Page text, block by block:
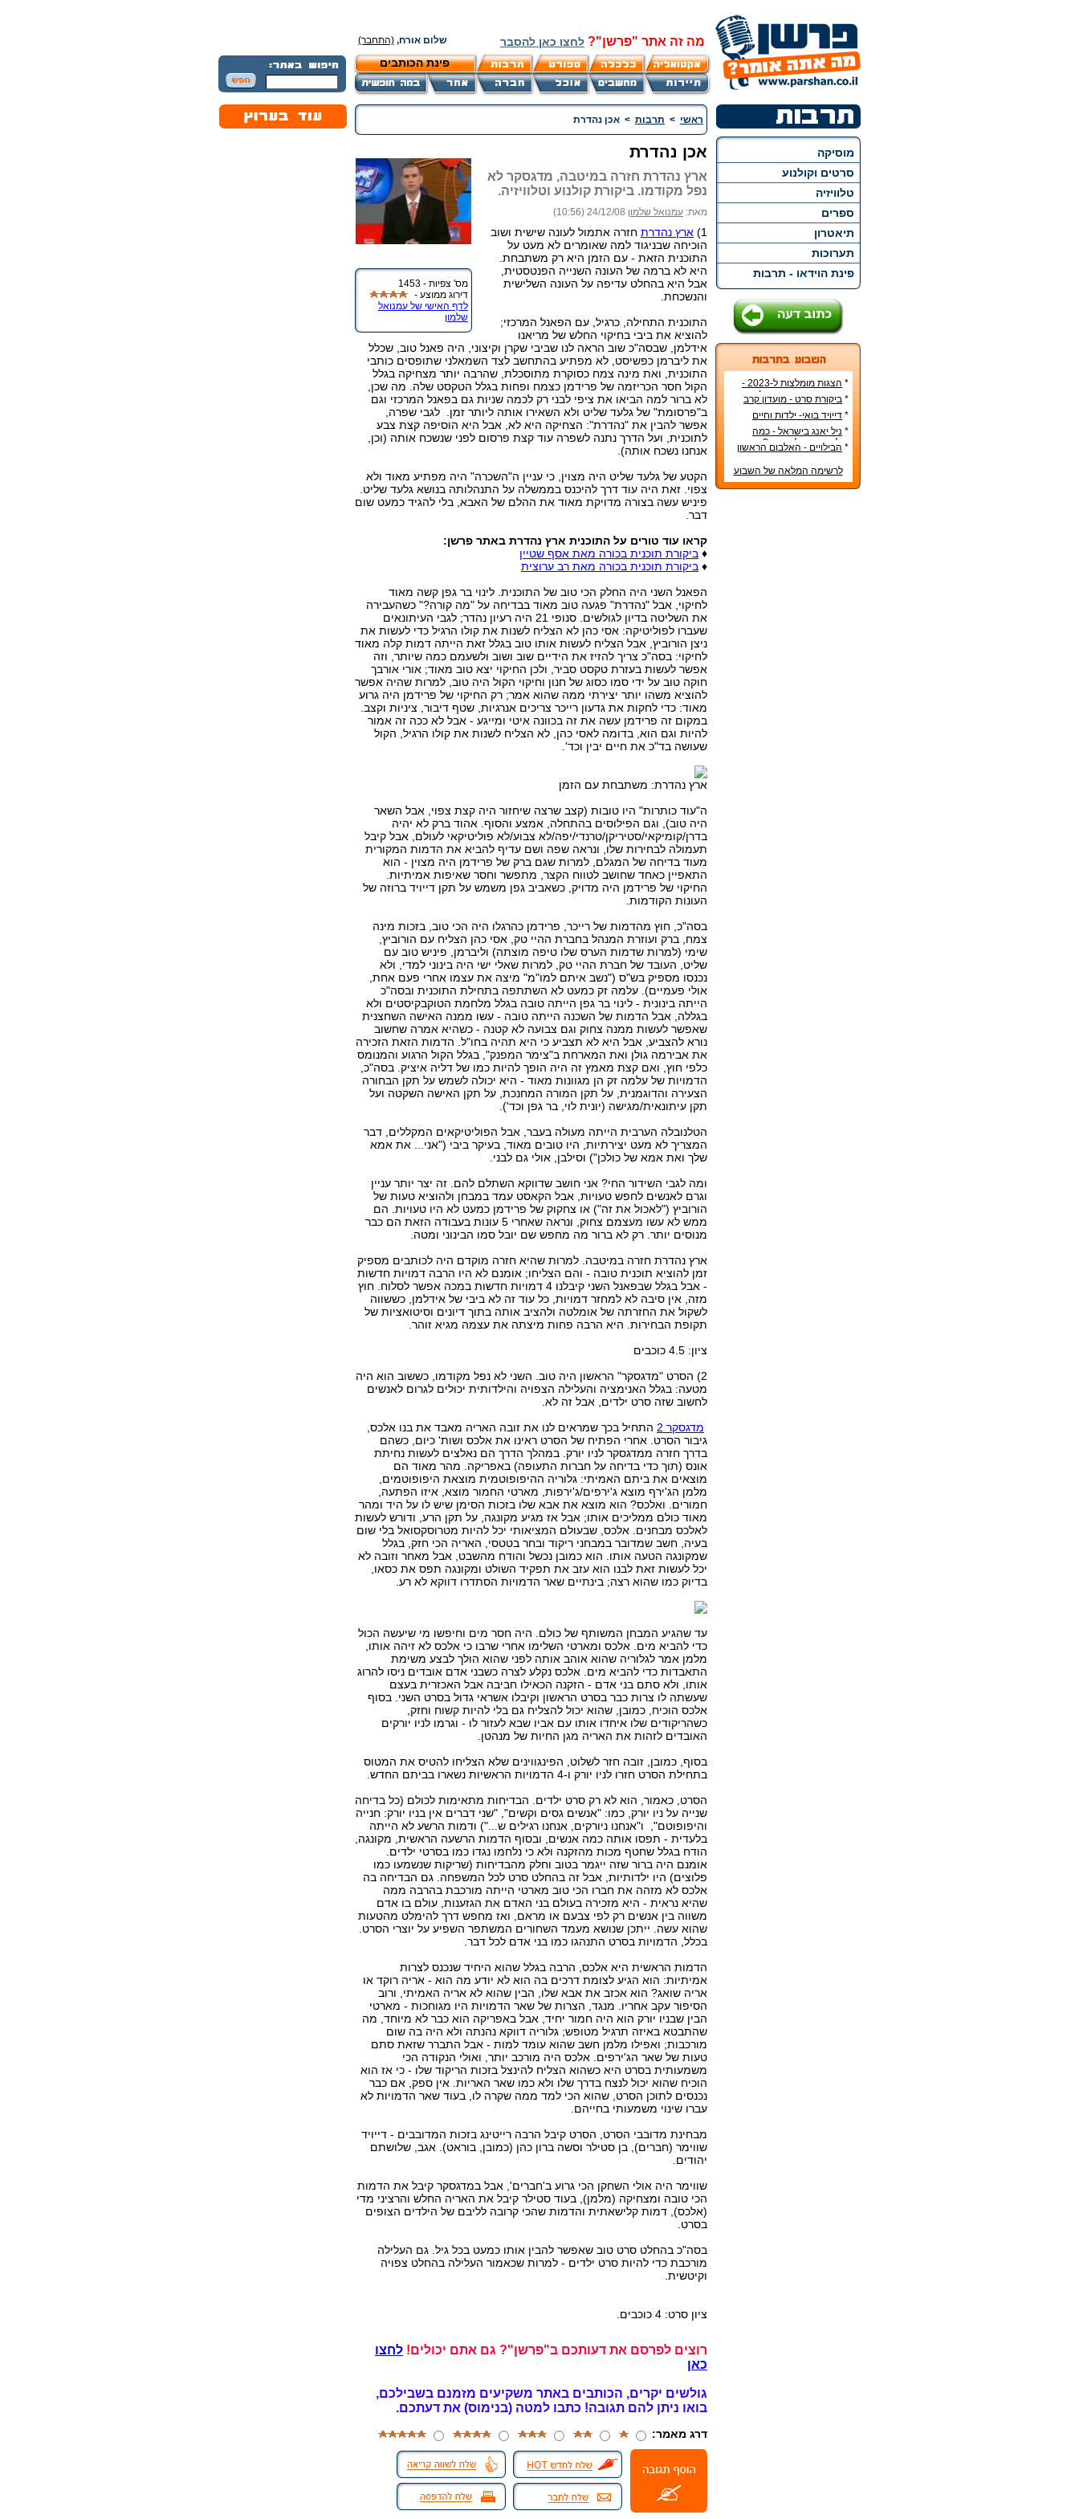
מה זה אתר "פרשן"? לחצו כאן להסבר שלום אורח, (התחבר)
פינת הכותבים
מוסיקה
סרטים וקולנוע
טלוויזיה
ספרים
תיאטרון
תערוכות
פינת הוידאו - תרבות
*
הצגות מומלצות ל-2023 -
הרשימה הטובה ביותר!
* ביקורת סרט - מועדון קרב
* דייויד בואי- ילדות וחיים
אישיים
* ניל יאנג בישראל - כמה
עולה כרטיס להופעה?
* הבילויים - האלבום הראשון
לרשימה המלאה של השבוע
ראשי > תרבות > אכן נהדרת
מס' צפיות - 1453
דירוג ממוצע -
לדף האישי של עמנואל
שלמון
אכן נהדרת
ארץ נהדרת חזרה במיטבה, מדגסקר לא
נפל מקודמו. ביקורת קולנוע וטלוויזיה.
מאת: עמנואל שלמון 24/12/08 (10:56)
1) ארץ נהדרת חזרה אתמול לעונה שישית ושוב
הוכיחה שבניגוד למה שאומרים לא מעט על
התוכנית הזאת - עם הזמן היא רק משתבחת.
היא לא ברמה של העונה השנייה הפנטסטית,
אבל היא בהחלט עדיפה על העונה השלישית
והנשכחת.
התוכנית התחילה, כרגיל, עם הפאנל המרכזי;
להוציא את ביבי בחיקוי החלש של מריאנו
אידלמן, שבסה"כ שוב הראה לנו שביבי שקרן וקיצוני, היה פאנל טוב, שכלל
את ליברמן כפשיסט, לא מפתיע בהתחשב לצד השמאלני שתופסים כותבי
התוכנית, ואת מינה צמח כסוקרת מתוסכלת, שהרבה יותר מצחיקה בגלל
הקול חסר הכריזמה של פרידמן כצמח ופחות בגלל הטקסט שלה. מה שכן,
לא ברור למה הביאו את ציפי לבני רק לכמה שניות גם בפאנל המרכזי וגם
ב"פרסומת" של גלעד שליט ולא השאירו אותה ליותר זמן. לגבי שפרה,
אפשר להבין את "נהדרת": הצחיקה היא לא, אבל היא הוסיפה קצת צבע
לתוכנית, ועל הדרך נתנה לשפרה עוד קצת פרסום לפני שנשכח אותה (וכן,
אנחנו נשכח אותה).
הקטע של גלעד שליט היה מצוין, כי עניין ה"השכרה" היה מפתיע מאוד ולא
צפוי. זאת היה עוד דרך להיכנס בממשלה על התנהלותה בנושא גלעד שליט.
פיניש עשה בצורה מדויקת מאוד את ההלם של האבא, בלי להגיד כמעט שום
דבר.
קראו עוד טורים על התוכנית ארץ נהדרת באתר פרשן:
♦ ביקורת תוכנית בכורה מאת אסף שטיין
♦ ביקורת תוכנית בכורה מאת רב ערוצית
הפאנל השני היה החלק הכי טוב של התוכנית. לינוי בר גפן קשה מאוד
לחיקוי, אבל "נהדרת" פגעה טוב מאוד בבדיחה על "מה קורה?" כשהעבירה
את השליטה בדיון לגולשים. סנופי 21 היה רעיון נהדר; לגבי העיתונאים
שעברו לפוליטיקה: אסי כהן לא הצליח לשנות את קולו הרגיל כדי לעשות את
ניצן הורוביץ, אבל הצליח לעשות אותו טוב בגלל זאת הייתה דמות קלה מאוד
לחיקוי: בסה"כ צריך להזיז את הידיים שוב ושוב ולשעמם כמה שיותר, וזה
אפשר לעשות בעזרת טקסט סביר, ולכן החיקוי יצא טוב מאוד; אורי אורבך
חוקה טוב על ידי סמו כסוג של חנון וחיקוי הקול היה טוב, למרות שהיה אפשר
להוציא משהו יותר יצירתי ממה שהוא אמר; רק החיקוי של פרידמן היה גרוע
מאוד: כדי לחקות את גדעון רייכר צריכים אנרגיות, שטף דיבור, ציניות וקצב.
במקום זה פרידמן עשה את זה בכוונה איטי ומייגע - אבל לא ככה זה אמור
להיות וגם הוא, בדומה לאסי כהן, לא הצליח לשנות את קולו הרגיל, הקול
שעושה בד"כ את חיים יבין וכד'.
ארץ נהדרת: משתבחת עם הזמן
ה"עוד כותרות" היו טובות (קצב שרצה שיחזור היה קצת צפוי, אבל השאר
היה טוב), וגם הפילוסים בהתחלה, אמצע והסוף. אהוד ברק לא יהיה
בדרן/קומיקאי/סטיריקן/טרנדי/יפה/לא צבוע/לא פוליטיקאי לעולם, אבל קיבל
תעמולה לבחירות שלו, ונראה שפה ושם עדיף להביא את הדמות המקורית
מעוד בדיחה של המגלם, למרות שגם ברק של פרידמן היה מצוין - הוא
התאפיין כאחד שחושב לטווח הקצר, מתפשר וחסר שאיפות אמיתיות.
החיקוי של פרידמן היה מדויק, כשאביב גפן משמש על תקן דייויד ברוזה של
העונות הקודמות.
בסה"כ, חוץ מהדמות של רייכר, פרידמן כהרגלו היה הכי טוב, בזכות מינה
צמח, ברק ועוזרת המנהל בחברת ההיי טק, אסי כהן הצליח עם הורוביץ,
שימי (למרות שדמות הערס שלו טיפה מוצתה) וליברמן, פיניש טוב עם
שליט, העובד של חברת ההיי טק, למרות שאלי ישי היה בינוני למדי, ולא
נכנסו מספיק בש"ס ("נשב איתם למו"מ" מיצה את עצמו אחרי פעם אחת,
אולי פעמיים). עלמה זק כמעט לא השתתפה בתחילת התוכנית ובסה"כ
הייתה בינונית - לינוי בר גפן הייתה טובה בגלל מלחמת הטוקבקיסטים ולא
בגללה, אבל הדמות של השכנה הייתה טובה - עשו ממנה האישה השחצנית
שאפשר לעשות ממנה צחוק וגם צבועה לא קטנה - כשהיא אמרה שחשוב
נורא להצביע, אבל היא לא תצביע כי היא תהיה בחו"ל. הדמות הזאת הזכירה
את אבירמה גולן ואת המארחת ב"צימר המפנק", בגלל הקול הרגוע והמנומס
כלפי חוץ, ואם קצת מאמץ זה היה הופך להיות כמו של דליה איציק. בסה"כ,
הדמויות של עלמה זק הן מגוונות מאוד - היא יכולה לשמש על תקן הבחורה
הצעירה והדוגמנית, על תקן המורה המחנכת, על תקן האישה השקטה ועל
תקן עיתונאית/מגישה (יונית לוי, בר גפן וכד').
הטלנובלה הערבית הייתה מעולה בעבר, אבל הפוליטיקאים המקללים, דבר
המצריך לא מעט יצירתיות, היו טובים מאוד, בעיקר ביבי ("אני... את אמא
שלך ואת אמא של כולכן") וסילבן, אולי גם לבני.
ומה לגבי השידור החי? אני חושב שדווקא השתלם להם. זה יצר יותר עניין
וגרם לאנשים לחפש טעויות, אבל הקאסט עמד במבחן ולהוציא טעות של
הורוביץ ("לאכול את זה") או צחקוק של פרידמן כמעט לא היו טעויות. הם
ממש לא עשו מעצמם צחוק, ונראה שאחרי 5 עונות בעבודה הזאת הם כבר
מנוסים יותר. רק לא ברור מה מחפש שם יובל סמו הבינוני ומטה.
ארץ נהדרת חזרה במיטבה. למרות שהיא חזרה מוקדם היה לכותבים מספיק
זמן להוציא תוכנית טובה - והם הצליחו; אומנם לא היו הרבה דמויות חדשות
- אבל בגלל שבפאנל השני קיבלנו 4 דמויות חדשות במכה אפשר לסלוח. חוץ
מזה, אין סיבה לא למחזר דמויות, כל עוד זה לא ביבי של אידלמן, כששווה
לשקול את החזרתה של אומלטה ולהציב אותה בתוך דיונים וסיטואציות של
תקופת הבחירות. היא הרבה פחות מיצתה את עצמה מגיא זוהר.
ציון: 4.5 כוכבים
2) הסרט "מדגסקר" הראשון היה טוב. השני לא נפל מקודמו, כששוב הוא היה
מטעה: בגלל האנימציה והעלילה הצפויה והילדותית יכולים לגרום לאנשים
לחשוב שזה סרט ילדים, אבל זה לא.
מדגסקר 2
התחיל בכך שמראים לנו את זובה האריה מאבד את בנו אלכס,
גיבור הסרט. אחרי הפתיח של הסרט ראינו את אלכס ושות' כיום, כשהם
בדרך חזרה ממדגסקר לניו יורק. במהלך הדרך הם נאלצים לעשות נחיתת
אונס (תוך כדי בדיחה על חברות התעופה) באפריקה. מהר מאוד הם
מוצאים את ביתם האמיתי: גלוריה ההיפופוטמית מוצאת היפופוטמים,
מלמן הג'ירף מוצא ג'ירפים/ג'ירפות, מארטי החמור מוצא, איזו הפתעה,
חמורים. ואלכס? הוא מוצא את אבא שלו בזכות הסימן שיש לו על היד ומהר
מאוד כולם ממליכים אותו; אבל אז מגיע מקונגה, על תקן הרע, ודורש לעשות
לאלכס מבחנים. אלכס, שבעולם המציאותי יכל להיות מטרוסקסואל בלי שום
בעיה, חשב שמדובר במבחני ריקוד ובחר בטטסי, האריה הכי חזק, בגלל
שמקונגה הטעה אותו. הוא כמובן נכשל והודח מהשבט, אבל מאחר וזובה לא
יכל לעשות זאת לבנו הוא עזב את תפקיד השולט ומקונגה תפס את כסאו,
בדיוק כמו שהוא רצה; בינתיים שאר הדמויות הסתדרו דווקא לא רע.
עד שהגיע המבחן המשותף של כולם. היה חסר מים וחיפשו מי שיעשה הכול
כדי להביא מים. אלכס ומארטי השלימו אחרי שרבו כי אלכס לא זיהה אותו,
מלמן אמר לגלוריה שהוא אוהב אותה לפני שהוא הולך לבצע משימת
התאבדות כדי להביא מים. אלכס נקלע לצרה כשבני אדם אובדים ניסו להרוג
אותו, ולא סתם בני אדם - הזקנה הכאילו חביבה אבל האכזרית בעצם
שעשתה לו צרות כבר בסרט הראשון וקיבלו אשראי גדול בסרט השני. בסוף
אלכס הוכיח, כמובן, שהוא יכול להצליח גם בלי להיות קשוח וחזק,
כשהריקודים שלו איחדו אותו עם אביו שבא לעזור לו - וגרמו לניו יורקים
האובדים לזהות את האריה מגן החיות של מנהטן.
בסוף, כמובן, זובה חזר לשלוט, הפינגווינים שלא הצליחו להטיס את המטוס
בתחילת הסרט חזרו לניו יורק ו-4 הדמויות הראשיות נשארו בביתם החדש.
הסרט, כאמור, הוא לא רק סרט ילדים. הבדיחות מתאימות לכולם (כל בדיחה
שנייה על ניו יורק, כמו: "אנשים גסים וקשים", "שני דברים אין בניו יורק: חנייה
והיפופוטם", ו"אנחנו ניורקים, אנחנו רגילים ש...") ודמות הרשע לא הייתה
בלעדית - תפסו אותה כמה אנשים, ובסוף הדמות הרשעה הראשית, מקונגה,
הודח בגלל שחטף מכות מהזקנה ולא כי נלחמו נגדו כמו בסרטי ילדים.
אומנם היה ברור שזה ייגמר בטוב וחלק מהבדיחות (שריקות שנשמעו כמו
פלוצים) היו ילדותיות, אבל זה בהחלט סרט לכל המשפחה. גם הבדיחה בה
אלכס לא מזהה את חברו הכי טוב מארטי הייתה מורכבת בהרבה ממה
שהיא נראית - היא מזכירה בעולם בני האדם את הגזענות, עולם בו אדם
משווה בין אנשים רק לפי צבעם או מראם, ואז מחפש דרך להימלט מהטעות
שהוא עשה. ייתכן שנושא מעמד השחורים המשתפר השפיע על יוצרי הסרט.
בכלל, הדמויות בסרט התנהגו כמו בני אדם לכל דבר.
הדמות הראשית היא אלכס, הרבה בגלל שהוא היחיד שנכנס לצרות
אמיתיות: הוא הגיע לצומת דרכים בה הוא לא יודע מה הוא - אריה רוקד או
אריה שואג? הוא אכזב את אבא שלו, הבין שהוא לא אריה האמיתי, ורוב
הסיפור עקב אחריו. מנגד, הצרות של שאר הדמויות היו מגוחכות - מארטי
הבין שבניו יורק הוא היה חמור יחיד, אבל באפריקה הוא כבר לא מיוחד, מה
שהתבטא באיזה תרגיל מטופש; גלוריה דווקא נהנתה ולא היה בה שום
מורכבות; ואפילו מלמן חשב שהוא עומד למות - אבל התברר שזאת סתם
טעות של שאר הג'ירפים. אלכס היה מורכב יותר, ואולי הנקודה הכי
משמעותית בסרט היא כשהוא הצליח להינצל בזכות הריקוד שלו - כי אז הוא
הוכיח שהוא יכול לנצח בדרך שלו ולא כמו שאר האריות. אין ספק, אם כבר
נכנסים לתוכן הסרט, שהוא הכי למד ממה שקרה לו, בעוד שאר הדמויות לא
עברו שינוי משמעותי בחייהם.
מבחינת מדובבי הסרט, הסרט קיבל הרבה רייטינג בזכות המדובבים - דייויד
שווימר (חברים), בן סטילר וסשה ברון כהן (כמובן, בוראט). אגב, שלושתם
יהודים.
שווימר היה אולי השחקן הכי גרוע ב'חברים', אבל במדגסקר קיבל את הדמות
הכי טובה ומצחיקה (מלמן), בעוד סטילר קיבל את האריה החלש והרציני מדי
(אלכס), דמות קלישאתית והדמות שהכי קרובה לליבם של הילדים הצופים
בסרט.
בסה"כ בהחלט סרט טוב שאפשר להבין אותו כמעט בכל גיל. גם העלילה
מורכבת כדי להיות סרט ילדים - למרות שכאמור העלילה בהחלט צפויה
וקיטשית.
ציון סרט: 4 כוכבים.
רוצים לפרסם את דעותכם ב"פרשן"? גם אתם יכולים! לחצו
כאן
גולשים יקרים, הכותבים באתר משקיעים מזמנם בשבילכם,
בואו ניתן להם תגובה! כתבו למטה (בנימוס) את דעתכם.
דרג מאמר: